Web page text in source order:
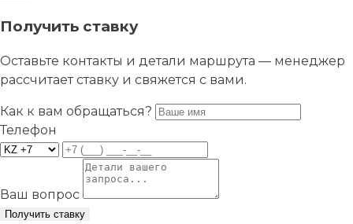
Получить ставку
Оставьте контакты и детали маршрута — менеджер
рассчитает ставку и свяжется с вами.
Как к вам обращаться?
Телефон
Ваш вопрос
Получить ставку